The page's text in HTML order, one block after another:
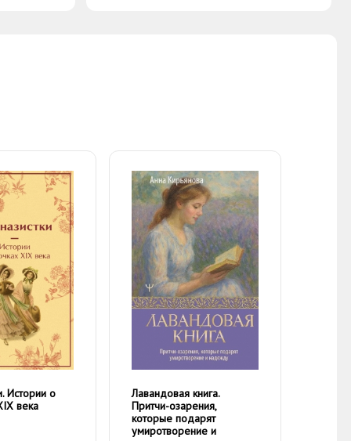
Истории о
века
Лавандовая книга.
Притчи-озарения,
которые подарят
умиротворение и